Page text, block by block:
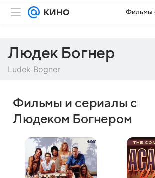
Фильмы
Людек Богнер
Ludek Bogner
Фильмы и сериалы с
Людеком Богнером